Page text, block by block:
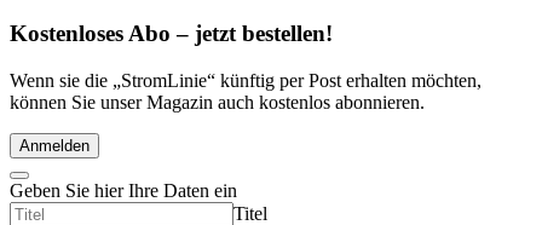
Kostenloses Abo – jetzt bestellen!
Wenn sie die „StromLinie“ künftig per Post erhalten möchten,
können Sie unser Magazin auch kostenlos abonnieren.
Anmelden
Geben Sie hier Ihre Daten ein
Titel